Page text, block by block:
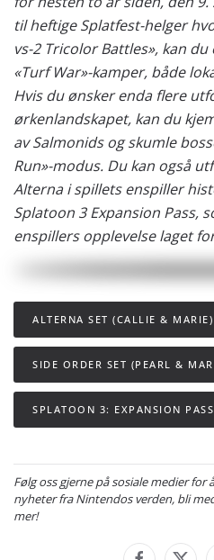
til heftige Splatfest-helger
vs-2 Tricolor Battles», kan du
«Turf War»-kamper, både
Hvis du ønsker enda flere
ørkenlandskapet, kan du
av Salmonids og skumle
Run»-modus. Du kan også
Alterna i spillets enspiller
Splatoon 3 Expansion Pass,
enspillers opplevelse laget
ALTERNA SET (CALLIE & MARIE)
SIDE ORDER SET (PEARL &
SPLATOON 3: EXPANSION PASS
Følg oss gjerne på sosiale medier for
nyheter fra Nintendos verden, bli
mer!